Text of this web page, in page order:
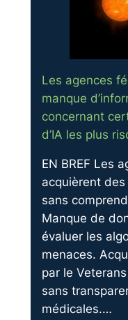
Les agences
manque
concernant
d’IA les plus
EN BREF Les
acquièrent
sans
Manque de
évaluer les
menaces.
par le
sans
médicales.…